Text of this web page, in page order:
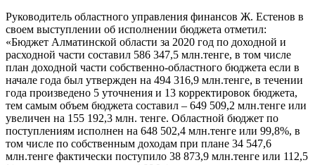
Руководитель областного управления финансов Ж. Естенов в
своем выступлении об исполнении бюджета отметил:
«Бюджет Алматинской области за 2020 год по доходной и
расходной части составил 586 347,5 млн.тенге, в том числе
план доходной части собственно-областного бюджета если в
начале года был утвержден на 494 316,9 млн.тенге, в течении
года произведено 5 уточнения и 13 корректировок бюджета,
тем самым объем бюджета составил – 649 509,2 млн.тенге или
увеличен на 155 192,3 млн. тенге. Областной бюджет по
поступлениям исполнен на 648 502,4 млн.тенге или 99,8%, в
том числе по собственным доходам при плане 34 547,6
млн.тенге фактически поступило 38 873,9 млн.тенге или 112,5